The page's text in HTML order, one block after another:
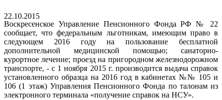
22.10.2015
Воскресенское Управление Пенсионного Фонда РФ № 22
сообщает, что федеральным льготникам, имеющим право в
следующем 2016 году на пользование бесплатной
дополнительной медицинской помощью; санаторно-
курортное лечение; проезд на пригородном железнодорожном
транспорте, - с 1 ноября 2015 г. производится выдача справок
установленного образца на 2016 год в кабинетах №№ 105 и
106 (1 этаж) Управления Пенсионного Фонда по талонам из
электронного терминала «получение справок на НСУ».